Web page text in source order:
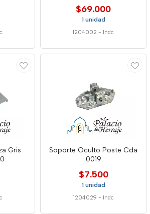
$69.000
1 unidad
1204002 - Indc
Gris
Soporte Oculto Poste Cda
0019
$7.500
1 unidad
1204029 - Indc